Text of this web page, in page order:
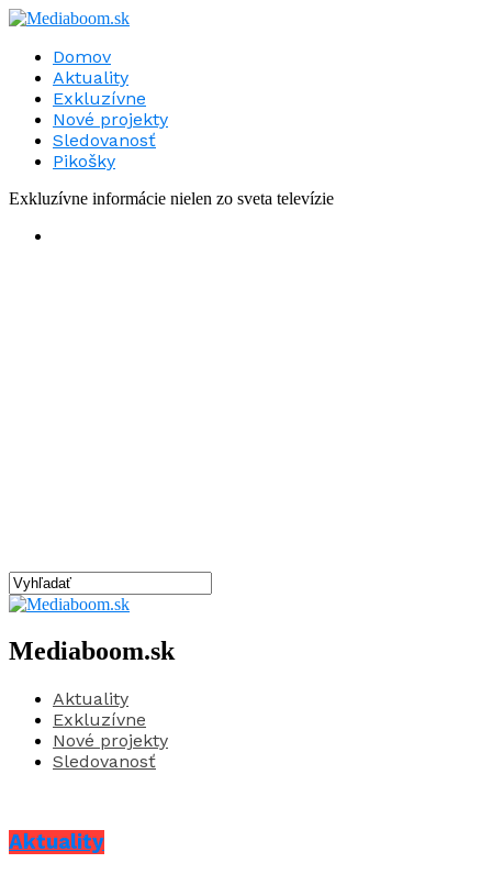
Domov
Aktuality
Exkluzívne
Nové projekty
Sledovanosť
Pikošky
Exkluzívne informácie nielen zo sveta televízie
Mediaboom.sk
Aktuality
Exkluzívne
Nové projekty
Sledovanosť
Aktuality